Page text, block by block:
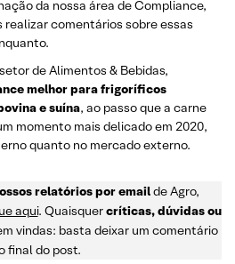
da nossa área de Compliance,
realizar comentários sobre essas
de Alimentos & Bebidas,
melhor para frigoríficos
e suína, ao passo que a carne
momento mais delicado em 2020,
quanto no mercado externo.
relatórios por emailde Agro,
aqui. Quaisquercríticas, dúvidas ou
vindas: basta deixar um comentário
final do post.